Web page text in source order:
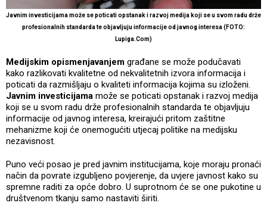
Javnim investicijama može se poticati opstanak i razvoj medija koji se u svom radu drže
profesionalnih standarda te objavljuju informacije od javnog interesa (FOTO:
Lupiga.Com)
Medijskim opismenjavanjem građane se može podučavati
kako razlikovati kvalitetne od nekvalitetnih izvora informacija i
poticati da razmišljaju o kvaliteti informacija kojima su izloženi.
Javnim investicijama može se poticati opstanak i razvoj medija
koji se u svom radu drže profesionalnih standarda te objavljuju
informacije od javnog interesa, kreirajući pritom zaštitne
mehanizme koji će onemogućiti utjecaj politike na medijsku
nezavisnost.
Puno veći posao je pred javnim institucijama, koje moraju pronaći
način da povrate izgubljeno povjerenje, da uvjere javnost kako su
spremne raditi za opće dobro. U suprotnom će se one pukotine u
društvenom tkanju samo nastaviti širiti.